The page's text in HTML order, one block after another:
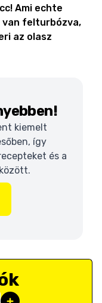
Ami echte
van felturbózva,
az olasz
kiemelt
így
és a